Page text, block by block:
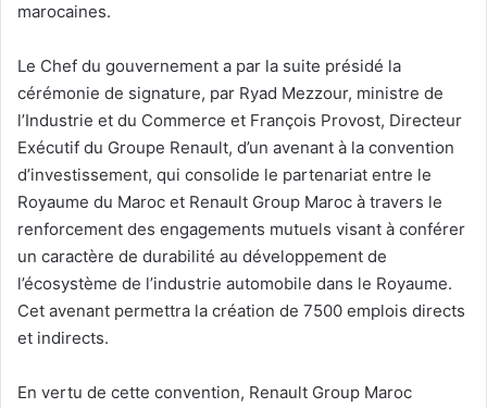
marocaines.
Le Chef du gouvernement a par la suite présidé la
cérémonie de signature, par Ryad Mezzour, ministre de
l’Industrie et du Commerce et François Provost, Directeur
Exécutif du Groupe Renault, d’un avenant à la convention
d’investissement, qui consolide le partenariat entre le
Royaume du Maroc et Renault Group Maroc à travers le
renforcement des engagements mutuels visant à conférer
un caractère de durabilité au développement de
l’écosystème de l’industrie automobile dans le Royaume.
Cet avenant permettra la création de 7500 emplois directs
et indirects.
En vertu de cette convention, Renault Group Maroc